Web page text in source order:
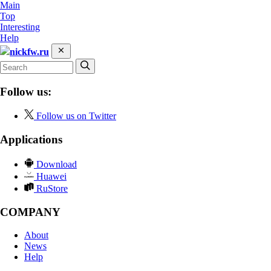
Main
Top
Interesting
Help
nickfw.ru
Follow us:
Follow us on Twitter
Applications
Download
Huawei
RuStore
COMPANY
About
News
Help